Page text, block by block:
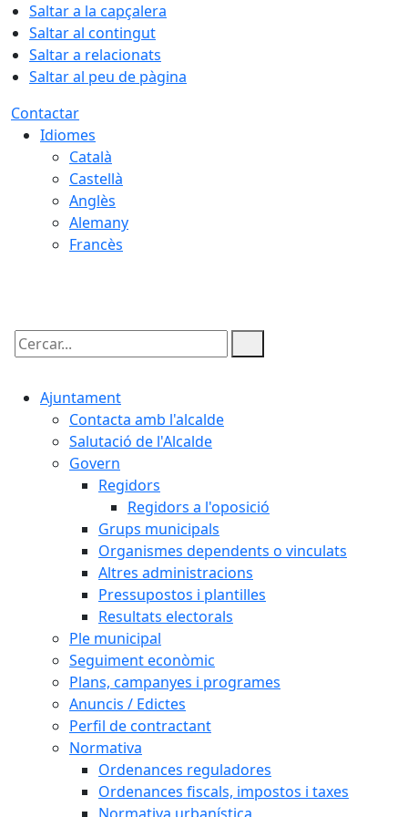
Saltar a la capçalera
Saltar al contingut
Saltar a relacionats
Saltar al peu de pàgina
Contactar
Idiomes
Català
Castellà
Anglès
Alemany
Francès
Cercar:
Ajuntament
Contacta amb l'alcalde
Salutació de l'Alcalde
Govern
Regidors
Regidors a l'oposició
Grups municipals
Organismes dependents o vinculats
Altres administracions
Pressupostos i plantilles
Resultats electorals
Ple municipal
Seguiment econòmic
Plans, campanyes i programes
Anuncis / Edictes
Perfil de contractant
Normativa
Ordenances reguladores
Ordenances fiscals, impostos i taxes